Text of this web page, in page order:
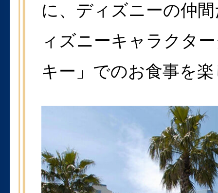
に、ディズニーの仲
ィズニーキャラクタ
キー」でのお食事を